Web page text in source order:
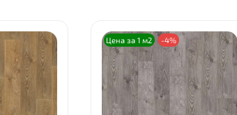
Цена за 1 м2 -4%